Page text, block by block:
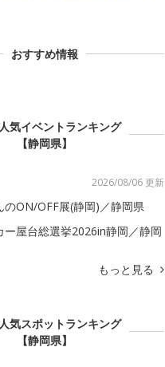
おすすめ情報
気イベントランキング
【静岡県】
2026/08/06 更新
のON/OFF展(静岡)／静岡県
ー屋台総選挙2026in静岡／静岡
もっと見る
気スポットランキング
【静岡県】